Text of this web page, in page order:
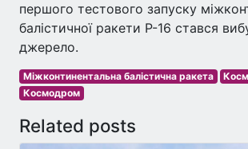
першого тестового запуску
балістичної ракети Р-16 стався
джерело.
Міжконтинентальна балістична ракета
Космодром
Related posts